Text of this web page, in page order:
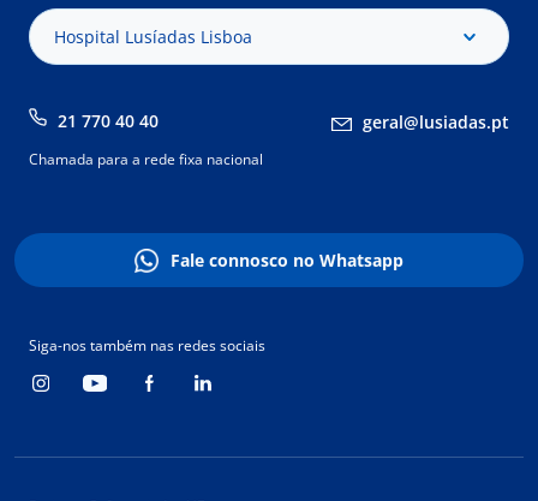
Hospital Lusíadas Lisboa
21 770 40 40 geral@lusiadas.pt
Chamada para a rede fixa nacional
Fale connosco no Whatsapp
Siga-nos também nas redes sociais